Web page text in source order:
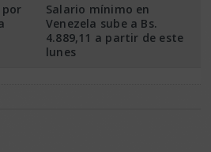
Salario mínimo en
Venezela sube a Bs.
4.889,11 a partir de este
lunes